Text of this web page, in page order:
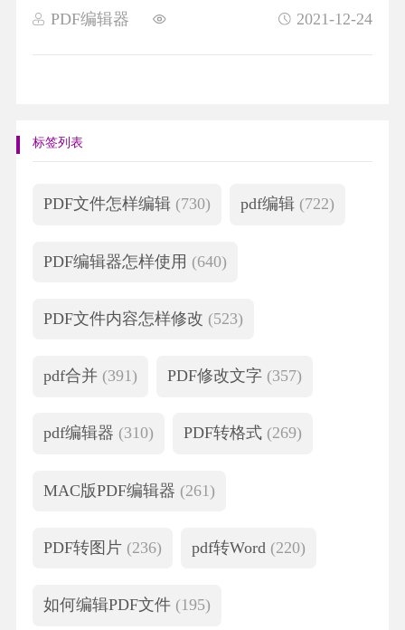
PDF编辑器 2021-12-24
标签列表
PDF文件怎样编辑 (730) pdf编辑 (722)
PDF编辑器怎样使用 (640)
PDF文件内容怎样修改 (523)
pdf合并 (391) PDF修改文字 (357)
pdf编辑器 (310) PDF转格式 (269)
MAC版PDF编辑器 (261)
PDF转图片 (236) pdf转Word (220)
如何编辑PDF文件 (195)